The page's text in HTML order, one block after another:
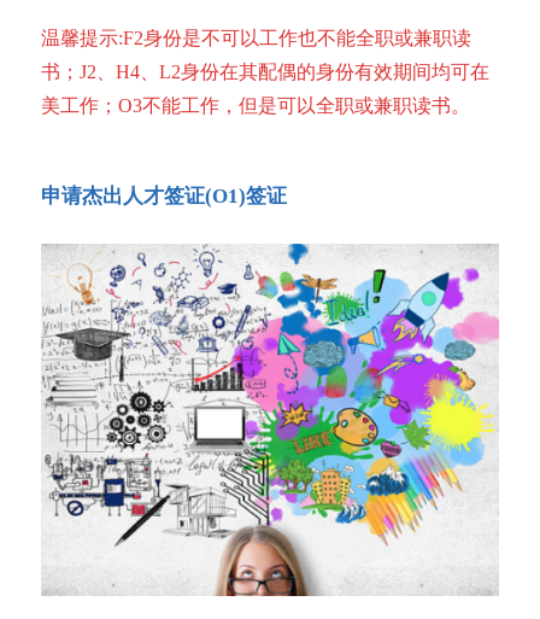
温馨提示:F2身份是不可以工作也不能全职或兼职读
书；J2、H4、L2身份在其配偶的身份有效期间均可在
美工作；O3不能工作，但是可以全职或兼职读书。
申请杰出人才签证(O1)签证